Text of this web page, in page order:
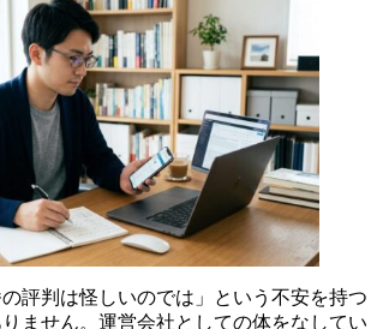
の評判は怪しいのでは」という不安を持つ
ません。運営会社としての体をなしてい